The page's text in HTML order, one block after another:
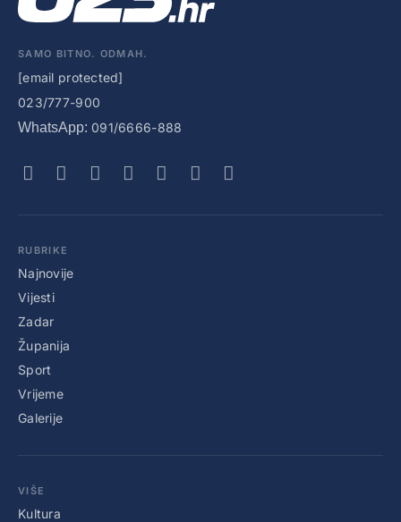
SAMO BITNO. ODMAH.
[email protected]
023/777-900
WhatsApp: 091/6666-888
RUBRIKE
Najnovije
Vijesti
Zadar
Županija
Sport
Vrijeme
Galerije
VIŠE
Kultura